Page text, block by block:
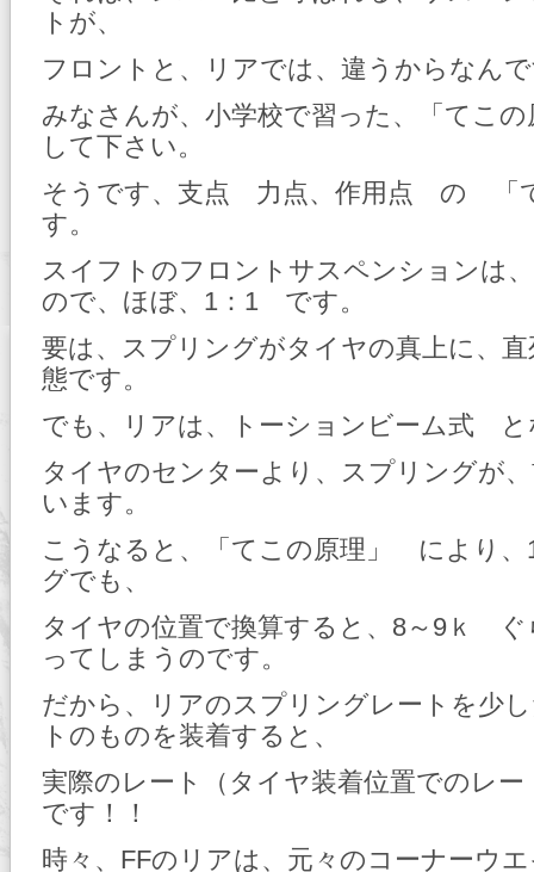
トが、
フロントと、リアでは、違うからなん
みなさんが、小学校で習った、「てこ
して下さい。
そうです、支点 力点、作用点 の 「
す。
スイフトのフロントサスペンションは
ので、ほぼ、1：1 です。
要は、スプリングがタイヤの真上に、
態です。
でも、リアは、トーションビーム式 と
タイヤのセンターより、スプリングが
います。
こうなると、「てこの原理」 により
グでも、
タイヤの位置で換算すると、8～9ｋ
ってしまうのです。
だから、リアのスプリングレートを少
トのものを装着すると、
実際のレート（タイヤ装着位置でのレ
です！！
時々、FFのリアは、元々のコーナーウ